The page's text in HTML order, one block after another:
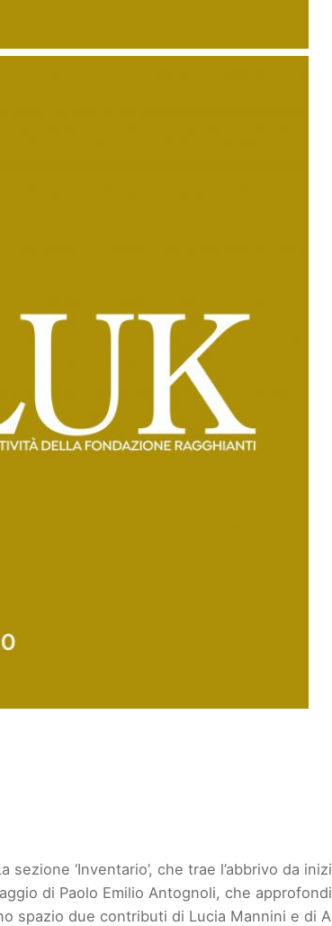
‘Inventario’, che trae l’abbrivo da
di Paolo Emilio Antognoli, che
spazio due contributi di Lucia Mannini e di